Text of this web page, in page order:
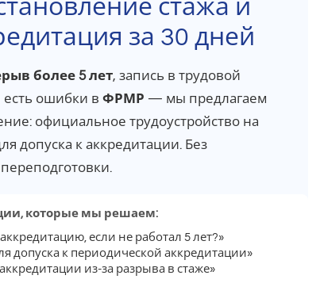
стажа и
за 30 дней
более 5 лет, запись в трудовой
есть ошибки в ФРМР — мы предлагаем
официальное трудоустройство на
допуска к аккредитации. Без
которые мы решаем:
если не работал 5 лет?»
допуска к периодической аккредитации»
из-за разрыва в стаже»